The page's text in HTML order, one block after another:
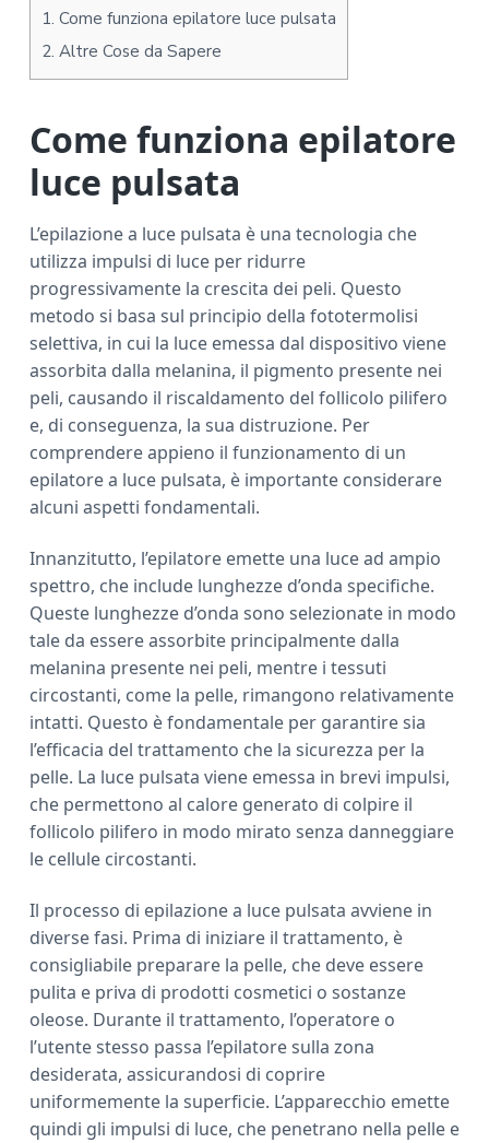
1. Come funziona epilatore luce pulsata
2. Altre Cose da Sapere
Come funziona epilatore
luce pulsata
L’epilazione a luce pulsata è una tecnologia che
utilizza impulsi di luce per ridurre
progressivamente la crescita dei peli. Questo
metodo si basa sul principio della fototermolisi
selettiva, in cui la luce emessa dal dispositivo viene
assorbita dalla melanina, il pigmento presente nei
peli, causando il riscaldamento del follicolo pilifero
e, di conseguenza, la sua distruzione. Per
comprendere appieno il funzionamento di un
epilatore a luce pulsata, è importante considerare
alcuni aspetti fondamentali.
Innanzitutto, l’epilatore emette una luce ad ampio
spettro, che include lunghezze d’onda specifiche.
Queste lunghezze d’onda sono selezionate in modo
tale da essere assorbite principalmente dalla
melanina presente nei peli, mentre i tessuti
circostanti, come la pelle, rimangono relativamente
intatti. Questo è fondamentale per garantire sia
l’efficacia del trattamento che la sicurezza per la
pelle. La luce pulsata viene emessa in brevi impulsi,
che permettono al calore generato di colpire il
follicolo pilifero in modo mirato senza danneggiare
le cellule circostanti.
Il processo di epilazione a luce pulsata avviene in
diverse fasi. Prima di iniziare il trattamento, è
consigliabile preparare la pelle, che deve essere
pulita e priva di prodotti cosmetici o sostanze
oleose. Durante il trattamento, l’operatore o
l’utente stesso passa l’epilatore sulla zona
desiderata, assicurandosi di coprire
uniformemente la superficie. L’apparecchio emette
quindi gli impulsi di luce, che penetrano nella pelle e